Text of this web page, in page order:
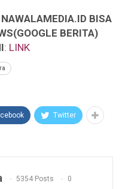
BISA
BERITA)
: LINK
Twitter
5354 Posts 0